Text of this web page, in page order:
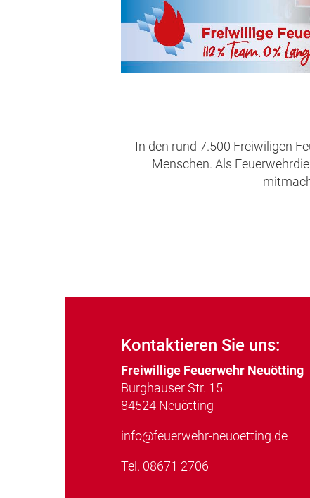
In den rund 7.500 Freiwiligen
Menschen. Als
Kontaktieren Sie uns:
Freiwillige Feuerwehr Neuötting
Burghauser Str. 15
84524 Neuötting
info@feuerwehr-neuoetting.de
Tel. 08671 2706